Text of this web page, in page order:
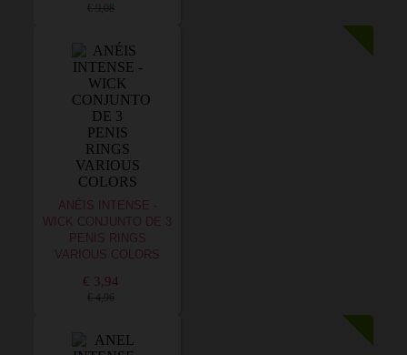
€ 9,08
ANÉIS INTENSE -
WICK CONJUNTO DE 3
PENIS RINGS
VARIOUS COLORS
€ 3,94
€ 4,96